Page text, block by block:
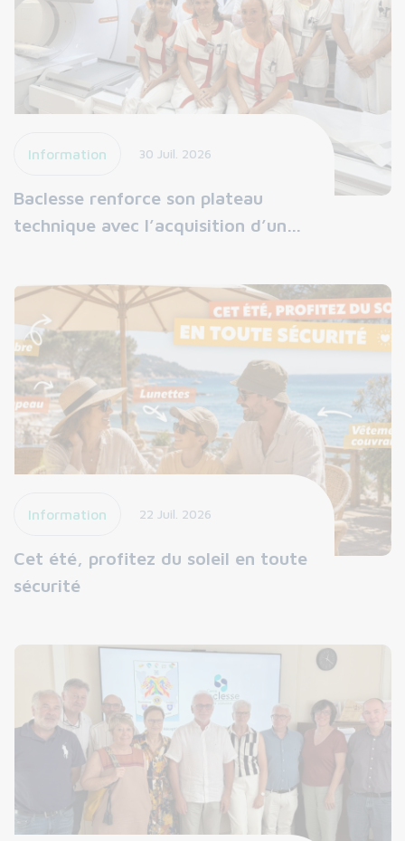
Information 30 Juil. 2026
Baclesse renforce son plateau
technique avec l’acquisition d’un…
Information 22 Juil. 2026
Cet été, profitez du soleil en toute
sécurité